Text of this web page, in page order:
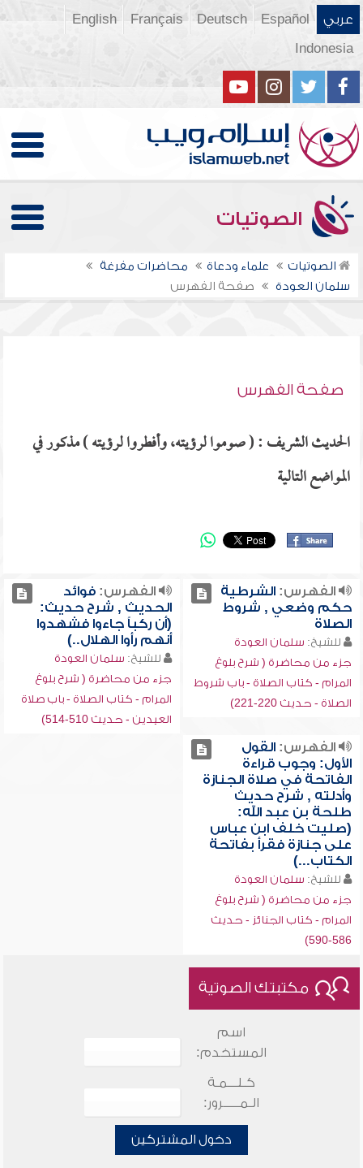
عربي Español
Deutsch
Français
English
Indonesia
الصوتيات
الصوتيات علماء ودعاة
محاضرات مفرغة
سلمان العودة
صفحة الفهرس
صفحة الفهرس
الحديث الشريف : ( صوموا لرؤيته، وأفطروا لرؤيته ) مذكور في
المواضع التالية
الفهرس:الشرطية
حكم وضعي , شروط
الصلاة
للشيخ: سلمان العودة
جزء من محاضرة ( شرح بلوغ
المرام - كتاب الصلاة - باب شروط
الصلاة - حديث 220-221)
الفهرس:فوائد
الحديث , شرح حديث:
(أن ركباً جاءوا فشهدوا
أنهم رأوا الهلال..)
للشيخ: سلمان العودة
جزء من محاضرة ( شرح بلوغ
المرام - كتاب الصلاة - باب صلاة
العيدين - حديث 510-514)
الفهرس:القول
الأول: وجوب قراءة
الفاتحة في صلاة الجنازة
وأدلته , شرح حديث
طلحة بن عبد الله:
(صليت خلف ابن عباس
على جنازة فقرأ بفاتحة
الكتاب...)
للشيخ: سلمان العودة
جزء من محاضرة ( شرح بلوغ
المرام - كتاب الجنائز - حديث
586-590)
مكتبتك الصوتية
اسم
المستخدم:
كـلـــمـة
الـمـــــرور:
دخول المشتركين